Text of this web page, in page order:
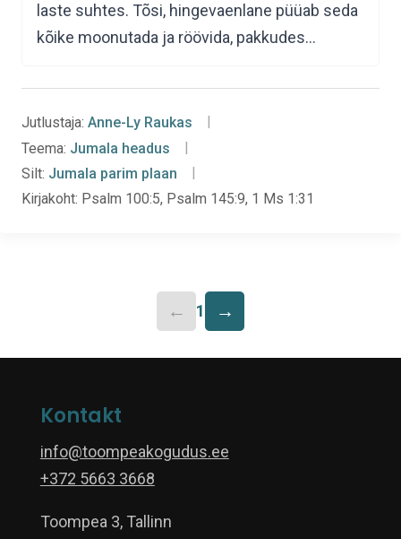
laste suhtes. Tõsi, hingevaenlane püüab seda
kõike moonutada ja röövida, pakkudes…
Jutlustaja: Anne-Ly Raukas
Teema: Jumala headus
Silt: Jumala parim plaan
Kirjakoht: Psalm 100:5, Psalm 145:9, 1 Ms 1:31
← 1 →
Kontakt
info@toompeakogudus.ee
+372 5663 3668
Toompea 3, Tallinn